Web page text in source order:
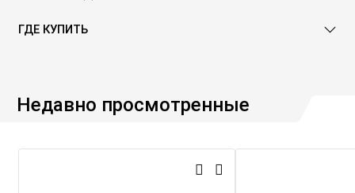
ГДЕ КУПИТЬ
Недавно просмотренные